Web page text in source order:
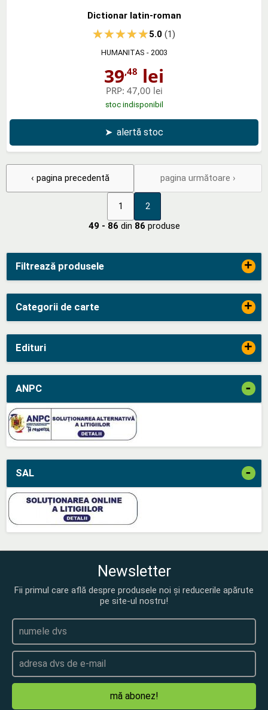
Filtrează produsele +
Categorii de carte +
Edituri +
ANPC -
SAL -
Dictionar latin-roman
5.0(1)
HUMANITAS - 2003
39,48 lei
PRP: 47,00 lei
stoc indisponibil
➤ alertă stoc
‹ pagina precedentă
1 2
pagina următoare ›
49 - 86 din 86 produse
Newsletter
Fii primul care află despre produsele noi și reducerile apărute
pe site-ul nostru!
mă abonez!